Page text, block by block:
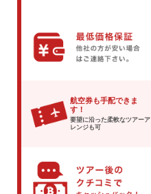
航空券も手配できま
す！
要望に沿った柔軟なツアーア
レンジも可